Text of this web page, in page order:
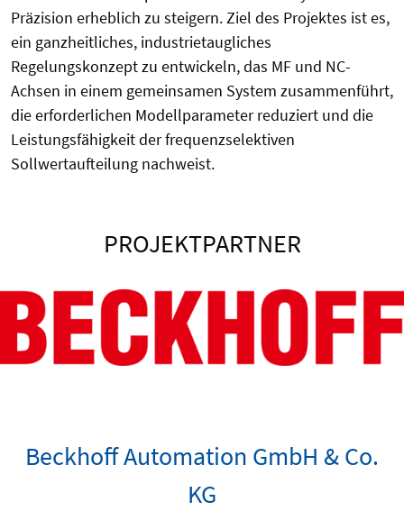
Präzision erheblich zu steigern. Ziel des Projektes ist es,
ein ganzheitliches, industrietaugliches
Regelungskonzept zu entwickeln, das MF und NC-
Achsen in einem gemeinsamen System zusammenführt,
die erforderlichen Modellparameter reduziert und die
Leistungsfähigkeit der frequenzselektiven
Sollwertaufteilung nachweist.
PROJEKTPARTNER
Beckhoff Automation GmbH & Co.
KG